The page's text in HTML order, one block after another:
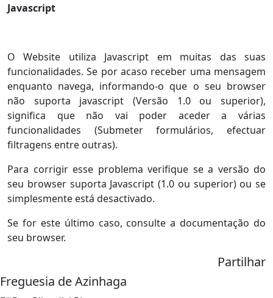
Javascript
O Website utiliza Javascript em muitas das suas
funcionalidades. Se por acaso receber uma mensagem
enquanto navega, informando-o que o seu browser
não suporta javascript (Versão 1.0 ou superior),
significa que não vai poder aceder a várias
funcionalidades (Submeter formulários, efectuar
filtragens entre outras).
Para corrigir esse problema verifique se a versão do
seu browser suporta Javascript (1.0 ou superior) ou se
simplesmente está desactivado.
Se for este último caso, consulte a documentação do
seu browser.
Partilhar
Freguesia de Azinhaga